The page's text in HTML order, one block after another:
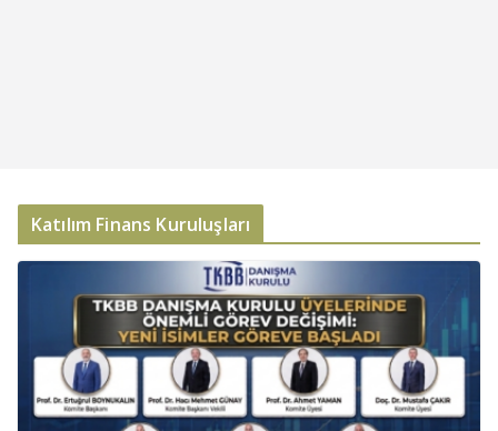
Katılım Finans Kuruluşları